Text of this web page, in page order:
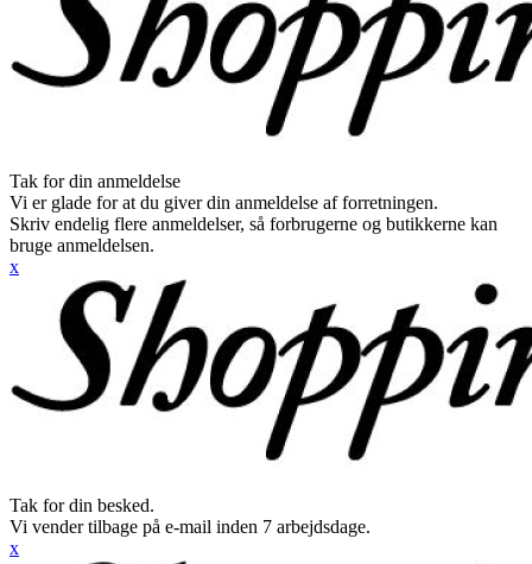
Tak for din anmeldelse
Vi er glade for at du giver din anmeldelse af forretningen.
Skriv endelig flere anmeldelser, så forbrugerne og butikkerne kan
bruge anmeldelsen.
x
Tak for din besked.
Vi vender tilbage på e-mail inden 7 arbejdsdage.
x